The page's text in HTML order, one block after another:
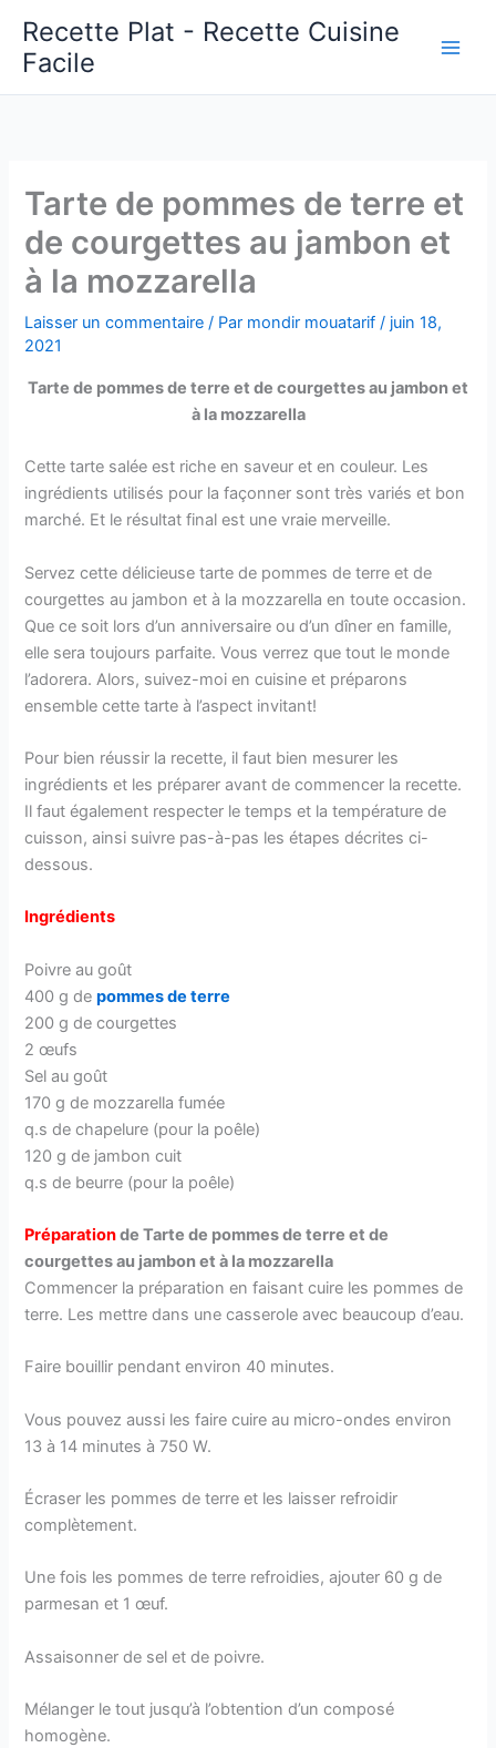
contenu
Recette Plat - Recette Cuisine
Facile
Tarte de pommes de terre et
de courgettes au jambon et
à la mozzarella
Laisser un commentaire / Par mondir mouatarif/ juin 18,
2021
Tarte de pommes de terre et de courgettes au jambon et
à la mozzarella
Cette tarte salée est riche en saveur et en couleur. Les
ingrédients utilisés pour la façonner sont très variés et bon
marché. Et le résultat final est une vraie merveille.
Servez cette délicieuse tarte de pommes de terre et de
courgettes au jambon et à la mozzarella en toute occasion.
Que ce soit lors d’un anniversaire ou d’un dîner en famille,
elle sera toujours parfaite. Vous verrez que tout le monde
l’adorera. Alors, suivez-moi en cuisine et préparons
ensemble cette tarte à l’aspect invitant!
Pour bien réussir la recette, il faut bien mesurer les
ingrédients et les préparer avant de commencer la recette.
Il faut également respecter le temps et la température de
cuisson, ainsi suivre pas-à-pas les étapes décrites ci-
dessous.
Ingrédients
Poivre au goût
400 g depommes de terre
200 g de courgettes
2 œufs
Sel au goût
170 g de mozzarella fumée
q.s de chapelure (pour la poêle)
120 g de jambon cuit
q.s de beurre (pour la poêle)
Préparationde Tarte de pommes de terre et de
courgettes au jambon et à la mozzarella
Commencer la préparation en faisant cuire les pommes de
terre. Les mettre dans une casserole avec beaucoup d’eau.
Faire bouillir pendant environ 40 minutes.
Vous pouvez aussi les faire cuire au micro-ondes environ
13 à 14 minutes à 750 W.
Écraser les pommes de terre et les laisser refroidir
complètement.
Une fois les pommes de terre refroidies, ajouter 60 g de
parmesan et 1 œuf.
Assaisonner de sel et de poivre.
Mélanger le tout jusqu’à l’obtention d’un composé
homogène.